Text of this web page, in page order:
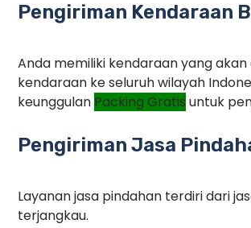
Pengiriman Kendaraan
Anda memiliki kendaraan yang
kendaraan ke seluruh wilayah
keunggulan Packing Gratis untuk
Pengiriman Jasa
Layanan jasa pindahan terdiri dari
terjangkau.